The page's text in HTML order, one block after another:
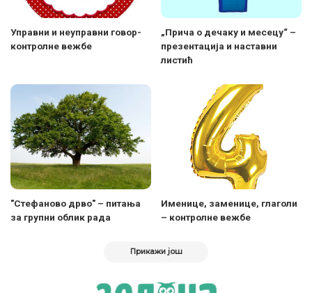
Управни и неуправни говор-
контролне вежбе
„Прича о дечаку и месецу“ –
презентација и наставни
листић
"Стефаново дрво" – питања
за групни облик рада
Именице, заменице, глаголи
– контролне вежбе
Прикажи још